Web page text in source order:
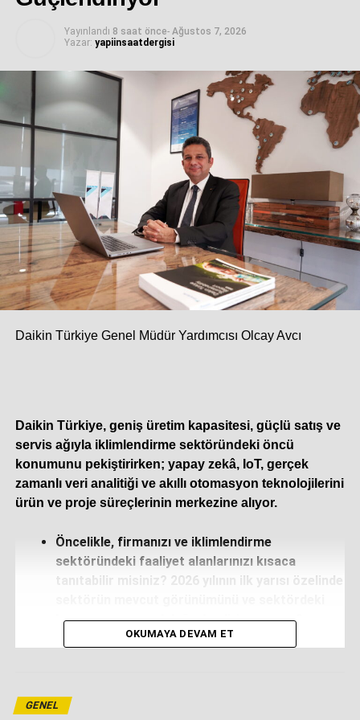
“Birleşik Krallık pazarında kalıcı ve güçlü iş birlikleri
hedefliyoruz”
Yapıchem Kimya Genel Müdürü Pınar Arıcan
Bayramiçli,
yurt dışı pazarlara açılmada fuarların stratejik
rolüne dikkat çekerek, şunları söyledi:
“Uluslararası fuarlar, yalnızca ürünlerimizi tanıttığımız
alanlar değil; aynı zamanda global trendleri yerinde
gözlemlediğimiz ve yeni iş birliklerinin temelini attığımız
çok değerli platformlar. Son dönemde Fas, İspanya, Libya
ve Suudi Arabistan’da katıldığımız sektörel fuarlarda
edindiğimiz deneyim, küresel pazarlardaki vizyonumuzu
daha da güçlendirdi. Concrete Show UK 2026’yıda bu
yolculuğun önemli bir adımı olarak görüyor, Birleşik Krallık
pazarında kalıcı ve güçlü iş birlikleri hedefliyoruz.”
Verimlilik Hamlesi
KAÇIRMAYIN
Mitsubishi Electric Türkiye Klima Sistemleri,
“Değişimin İzinde, Sahanın Kalbinde” Vizyonunu
Paylaştı
Yayınlandı 8 saat önce- Ağustos 7, 2026
Yazar: yapiinsaatdergisi
Daikin Türkiye Genel Müdür Yardımcısı Olcay Avcı
Daikin Türkiye, geniş üretim kapasitesi, güçlü satış ve
servis ağıyla iklimlendirme sektöründeki öncü
konumunu pekiştirirken; yapay zekâ, IoT, gerçek
zamanlı veri analitiği ve akıllı otomasyon teknolojilerini
ürün ve proje süreçlerinin merkezine alıyor.
Öncelikle, firmanızı ve iklimlendirme
sektöründeki faaliyet alanlarınızı kısaca
tanıtabilir misiniz? 2026 yılının ilk yarısı özelinde
konumunuzu nasıl değerlendiriyorsunuz?
Daikin olarak yüz yılı aşkın süredir iklimlendirme
yatırımcısı olduk. Bugün Sakarya Hendek’te 163 bin
OKUMAYA DEVAM ET
GENEL